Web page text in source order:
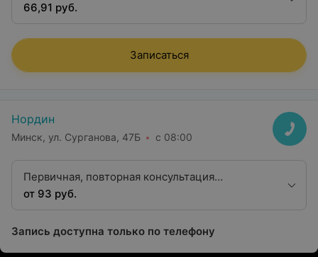
кандидата медицинских наук
66,91 руб.
Записаться
Нордин
Минск, ул. Сурганова, 47Б с 08:00
Первичная, повторная консультация
травматолога-ортопеда, доктора медицинских
от 93 руб.
Запись доступна только по телефону